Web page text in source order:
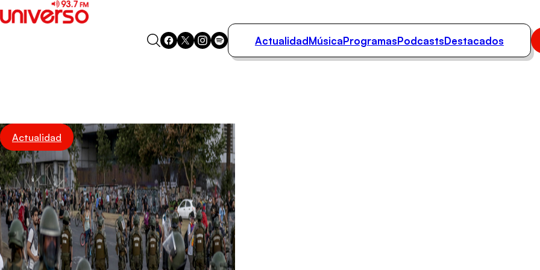
Podcasts
Destacados
ActualidadMúsicaProgramasPodcastsDestacados
Actualidad